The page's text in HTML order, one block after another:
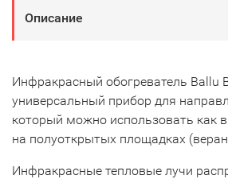
Описание
Инфракрасный обогреватель Ballu
универсальный прибор для
который можно использовать как
на полуоткрытых площадках
Инфракрасные тепловые лучи